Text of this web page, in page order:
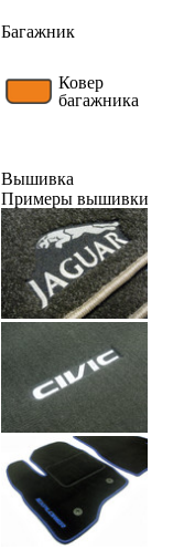
Багажник
Ковер
багажника
Вышивка
Примеры вышивки